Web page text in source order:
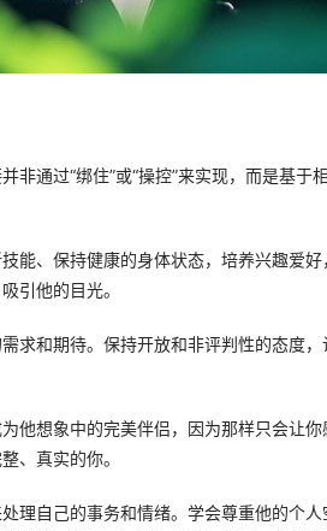
通过“绑住”或“操控”来实现，而是基于
能、保持健康的身体状态，培养兴趣爱好
引他的目光。
求和期待。保持开放和非评判性的态度，
他想象中的完美伴侣，因为那样只会让你
、真实的你。
理自己的事务和情绪。学会尊重他的个人